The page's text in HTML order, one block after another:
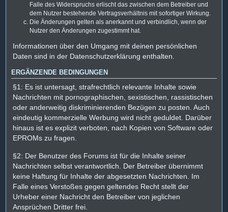
Falle des Widerspruchs erlischt das zwischen dem Betreiber und
dem Nutzer bestehende Vertragsverhältnis mit sofortiger Wirkung.
Die Änderungen gelten als anerkannt und verbindlich, wenn der
Nutzer den Änderungen zugestimmt hat.
Informationen über den Umgang mit deinen persönlichen
Daten sind in der Datenschutzerklärung enthalten.
ERGÄNZENDE BEDINGUNGEN
§1: Es ist untersagt, strafrechtlich relevante Inhalte sowie
Nachrichten mit pornographischen, sexistischen, rassistischen
oder anderweitig diskriminierenden Bezügen zu posten. Auch
eindeutig kommerzielle Werbung wird nicht geduldet. Darüber
hinaus ist es explizit verboten, nach Kopien von Software oder
EPROMs zu fragen.
§2: Der Benutzer des Forums ist für die Inhalte seiner
Nachrichten selbst verantwortlich. Der Betreiber übernimmt
keine Haftung für Inhalte der abgesetzten Nachrichten. Im
Falle eines Verstoßes gegen geltendes Recht stellt der
Urheber einer Nachricht den Betreiber von jeglichen
Ansprüchen Dritter frei.